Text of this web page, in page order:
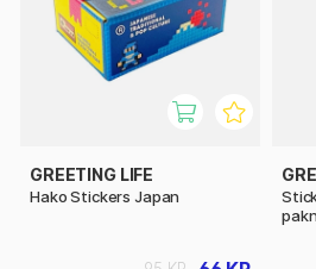
GREETING LIFE
Hako Stickers Japan